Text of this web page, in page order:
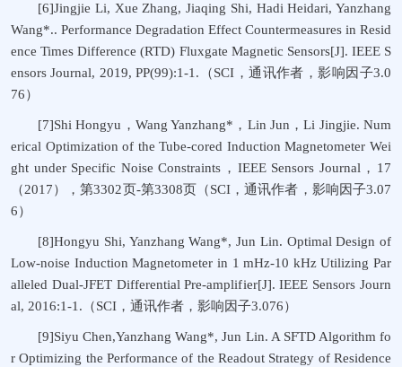
[6]Jingjie Li, Xue Zhang, Jiaqing Shi, Hadi Heidari, Yanzhang
Wang*.. Performance Degradation Effect Countermeasures in Resid
ence Times Difference (RTD) Fluxgate Magnetic Sensors[J]. IEEE S
ensors Journal, 2019, PP(99):1-1.（SCI，通讯作者，影响因子3.0
76）
[7]Shi Hongyu，Wang Yanzhang*，Lin Jun，Li Jingjie. Num
erical Optimization of the Tube-cored Induction Magnetometer Wei
ght under Specific Noise Constraints，IEEE Sensors Journal，17
（2017），第3302页-第3308页（SCI，通讯作者，影响因子3.07
6）
[8]Hongyu Shi, Yanzhang Wang*, Jun Lin. Optimal Design of
Low-noise Induction Magnetometer in 1 mHz-10 kHz Utilizing Par
alleled Dual-JFET Differential Pre-amplifier[J]. IEEE Sensors Journ
al, 2016:1-1.（SCI，通讯作者，影响因子3.076）
[9]Siyu Chen,Yanzhang Wang*, Jun Lin. A SFTD Algorithm fo
r Optimizing the Performance of the Readout Strategy of Residence